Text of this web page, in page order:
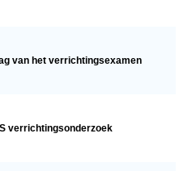
van het verrichtingsexamen
verrichtingsonderzoek